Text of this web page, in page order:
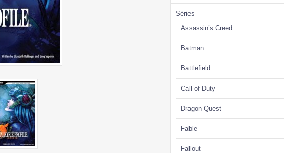
Séries
Assassin’s Creed
Batman
Battlefield
Call of Duty
Dragon Quest
Fable
Fallout